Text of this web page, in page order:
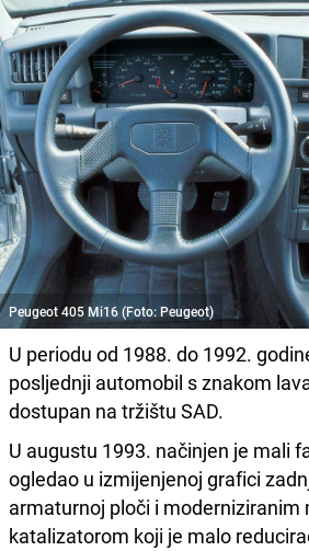
Peugeot 405 Mi16 (Foto: Peugeot)
U periodu od 1988. do 1992.
posljednji automobil s znakom
dostupan na tržištu SAD.
U augustu 1993. načinjen je mali
ogledao u izmijenjenoj grafici
armaturnoj ploči i moderniziranim
katalizatorom koji je malo